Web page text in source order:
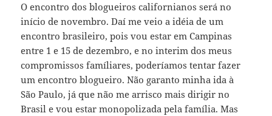
O encontro dos blogueiros californianos será no
início de novembro. Daí me veio a idéia de um
encontro brasileiro, pois vou estar em Campinas
entre 1 e 15 de dezembro, e no interim dos meus
compromissos famíliares, poderíamos tentar fazer
um encontro blogueiro. Não garanto minha ida à
São Paulo, já que não me arrisco mais dirigir no
Brasil e vou estar monopolizada pela família. Mas